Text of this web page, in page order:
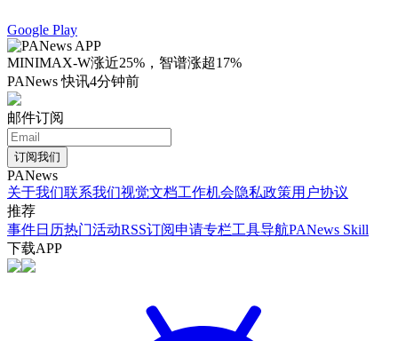
Google Play
MINIMAX-W涨近25%，智谱涨超17%
PANews 快讯4分钟前
邮件订阅
订阅我们
PANews
关于我们联系我们视觉文档工作机会隐私政策用户协议
推荐
事件日历热门活动RSS订阅申请专栏工具导航PANews Skill
下载APP